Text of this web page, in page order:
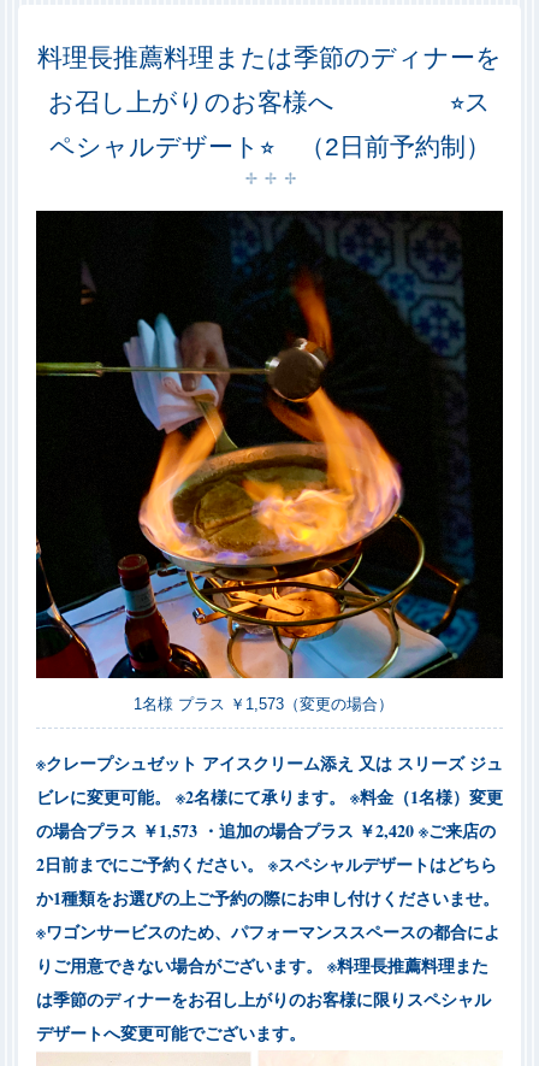
料理長推薦料理または季節のディナーを
お召し上がりのお客様へ ⭐︎ス
ペシャルデザート⭐︎ （2日前予約制）
1名様 プラス ￥1,573（変更の場合）
※クレープシュゼット アイスクリーム添え 又は スリーズ ジュ
ビレに変更可能。
※2名様にて承ります。
※料金（1名様）変更
の場合プラス ￥1,573 ・追加の場合プラス ￥2,420※ご来店の
2日前までにご予約ください。
※スペシャルデザートはどちら
か1種類をお選びの上ご予約の際にお申し付けくださいませ。
※ワゴンサービスのため、パフォーマンススペースの都合によ
りご用意できない場合がございます。
※料理長推薦料理また
は季節のディナーをお召し上がりのお客様に限りスペシャル
デザートへ変更可能でございます。